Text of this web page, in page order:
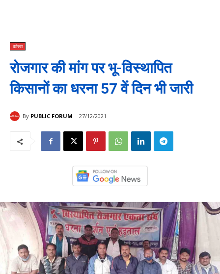
कोरबा
रोजगार की मांग पर भू-विस्थापित
किसानों का धरना 57 वें दिन भी जारी
By PUBLIC FORUM 27/12/2021